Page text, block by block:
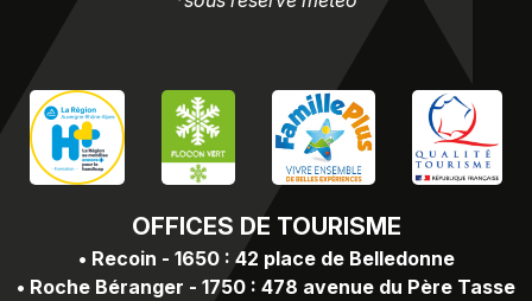
OFFICES DE TOURISME
• Recoin - 1650 : 42 place de Belledonne
• Roche Béranger - 1750 : 478 avenue du Père Tasse